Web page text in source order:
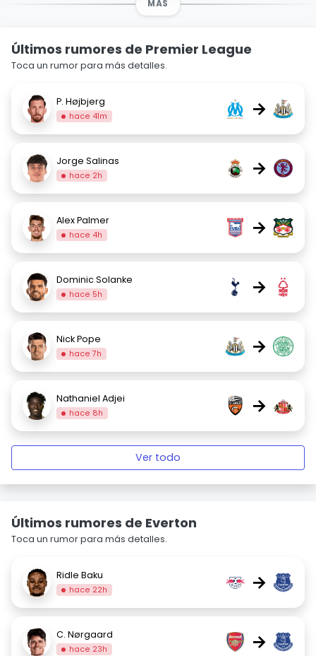
MÁS
Últimos rumores de Premier League
Toca un rumor para más detalles.
P. Højbjerg
hace 41m →
Jorge Salinas
hace 2h →
Alex Palmer
hace 4h →
Dominic Solanke
hace 5h →
Nick Pope
hace 7h →
Nathaniel Adjei
hace 8h →
Ver todo
Últimos rumores de Everton
Toca un rumor para más detalles.
Ridle Baku
hace 22h →
C. Nørgaard
hace 23h →